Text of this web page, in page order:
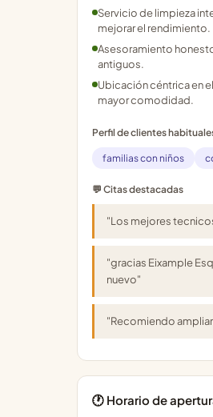
Servicio de limpieza
mejorar el rendimiento.
Asesoramiento
antiguos.
Ubicación céntrica en
mayor comodidad.
Perfil de clientes
familias con niños
💬 Citas destacadas
"Los mejores
"gracias Eixample
nuevo"
"Recomiendo
🕐 Horario de